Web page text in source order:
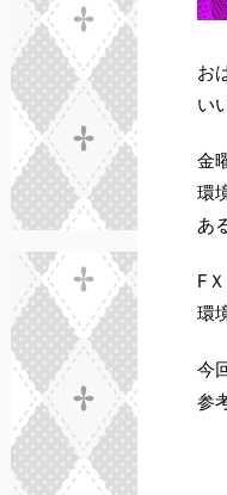
お
い
金
環
あ
F
環
今
参